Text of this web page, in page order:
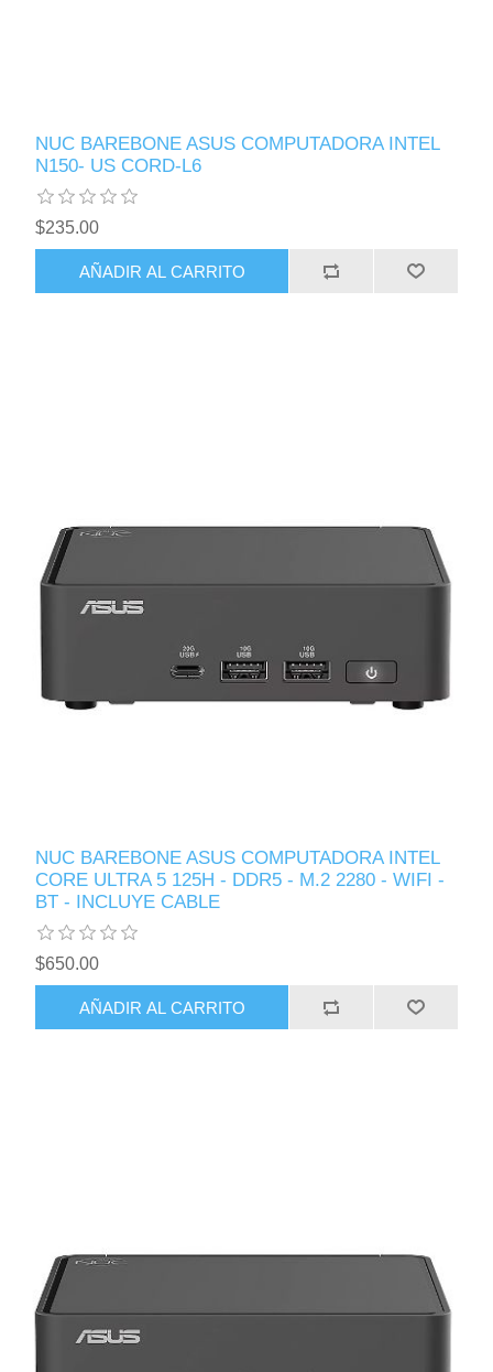
NUC BAREBONE ASUS COMPUTADORA INTEL
N150- US CORD-L6
$235.00
AÑADIR AL CARRITO
NUC BAREBONE ASUS COMPUTADORA INTEL
CORE ULTRA 5 125H - DDR5 - M.2 2280 - WIFI -
BT - INCLUYE CABLE
$650.00
AÑADIR AL CARRITO